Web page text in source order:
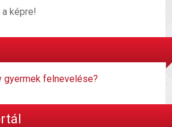
képre!
gyermek felnevelése?